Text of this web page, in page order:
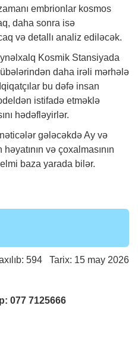
embrionlar kosmos
daha sonra isə
və detallı analiz ediləcək.
Kosmik Stansiyada
daha irəli mərhələ
bu dəfə insan
istifadə etməklə
hədəfləyirlər.
gələcəkdə Ay və
və çoxalmasının
baza yarada bilər.
594 Tarix: 15 may 2026
077 7125666